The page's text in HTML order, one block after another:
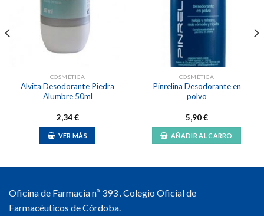
COSMÉTICA
Alvita Desodorante Piedra
Alumbre 50ml
2,34€
VER MÁS
COSMÉTICA
Pinrelina Desodorante en
polvo
5,90€
AÑADIR AL CARRO
Oficina de Farmacia nº 393 . Colegio Oficial de
Farmacéuticos de Córdoba.